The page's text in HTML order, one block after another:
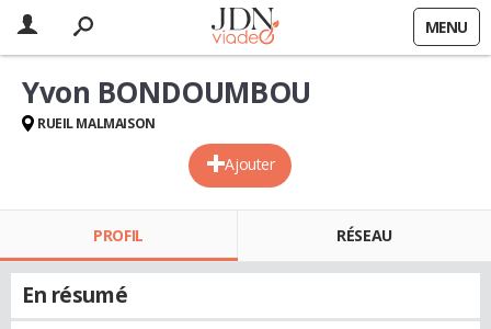
MENU
Ajouter
Yvon BONDOUMBOU
RUEIL MALMAISON
PROFIL RÉSEAU
En résumé